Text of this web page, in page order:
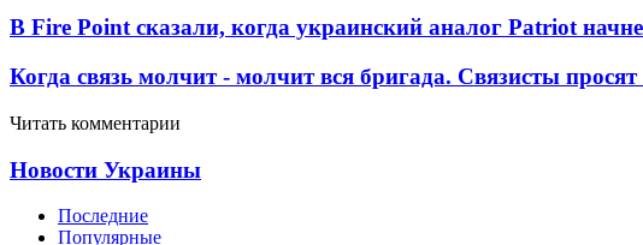
В Fire Point сказали, когда украинский аналог Patriot
Когда связь молчит - молчит вся бригада. Связисты
Читать комментарии
Новости Украины
Последние
Популярные